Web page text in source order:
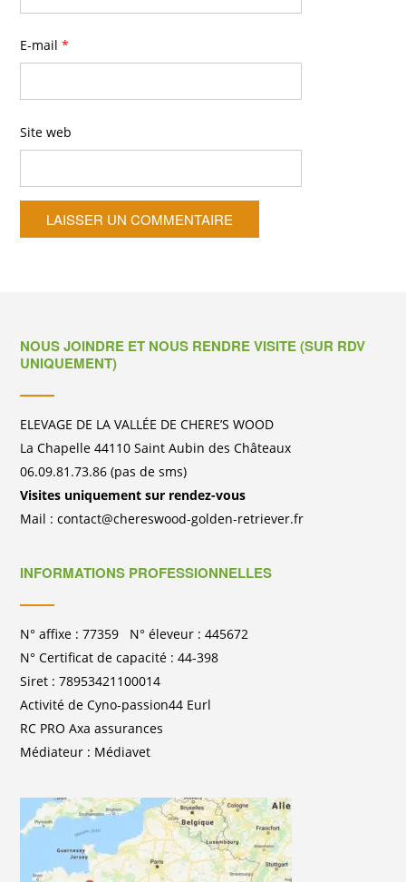
E-mail *
Site web
NOUS JOINDRE ET NOUS RENDRE VISITE (SUR RDV
UNIQUEMENT)
ELEVAGE DE LA VALLÉE DE CHERE’S WOOD
La Chapelle 44110 Saint Aubin des Châteaux
06.09.81.73.86 (pas de sms)
Visites uniquement sur rendez-vous
Mail : contact@chereswood-golden-retriever.fr
INFORMATIONS PROFESSIONNELLES
N° affixe : 77359 N° éleveur : 445672
N° Certificat de capacité : 44-398
Siret : 78953421100014
Activité de Cyno-passion44 Eurl
RC PRO Axa assurances
Médiateur : Médiavet